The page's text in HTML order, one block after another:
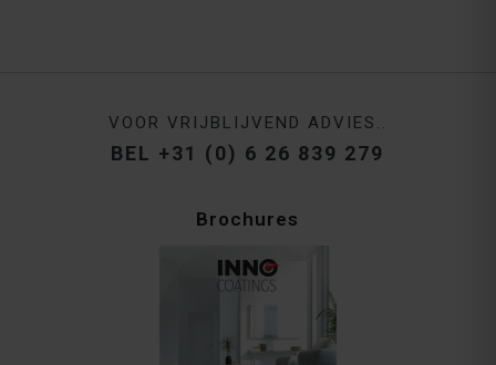
VOOR VRIJBLIJVEND ADVIES..
BEL +31 (0) 6 26 839 279
Brochures